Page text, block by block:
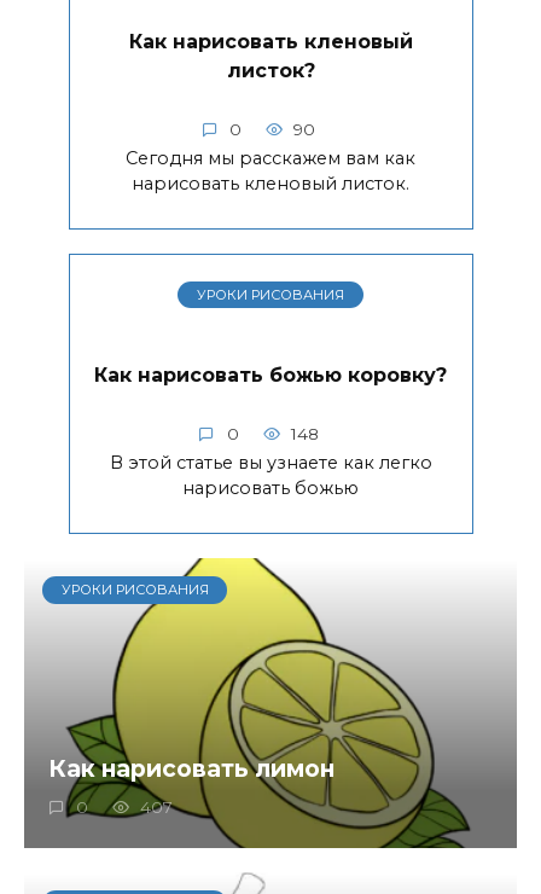
Как нарисовать кленовый
листок?
0 90
Сегодня мы расскажем вам как
нарисовать кленовый листок.
УРОКИ РИСОВАНИЯ
Как нарисовать божью коровку?
0 148
В этой статье вы узнаете как легко
нарисовать божью
УРОКИ РИСОВАНИЯ
Как нарисовать лимон
0 407